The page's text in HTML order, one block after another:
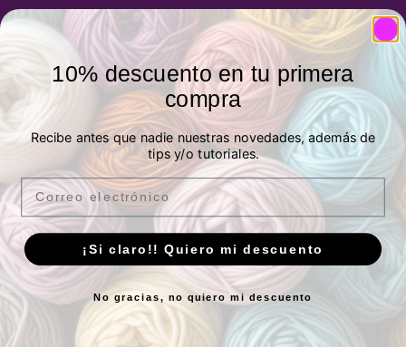
Tienda física
P.º de los Artilleros, 21 Posterior, Local 1,
Vicálvaro, 28032 Madrid, España -
10% descuento en tu primera
compra
Recibe antes que nadie nuestras novedades, además de
tips y/o tutoriales.
Email
¡Si claro!! Quiero mi descuento
No gracias, no quiero mi descuento